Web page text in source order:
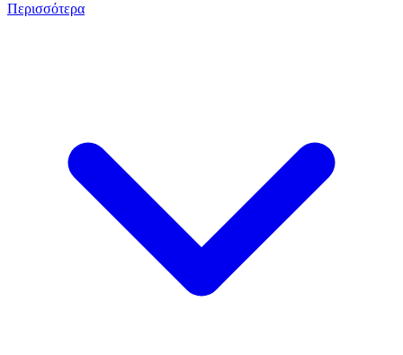
Περισσότερα